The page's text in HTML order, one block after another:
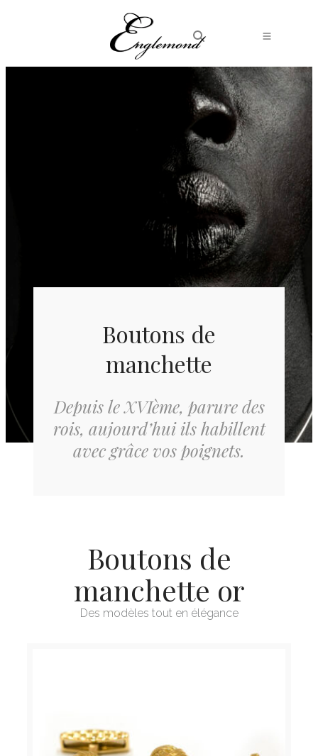
Boutons de
manchette
Depuis le XVIème, parure des
rois, aujourd’hui ils habillent
avec grâce vos poignets.
Boutons de
manchette or
Des modèles tout en élégance